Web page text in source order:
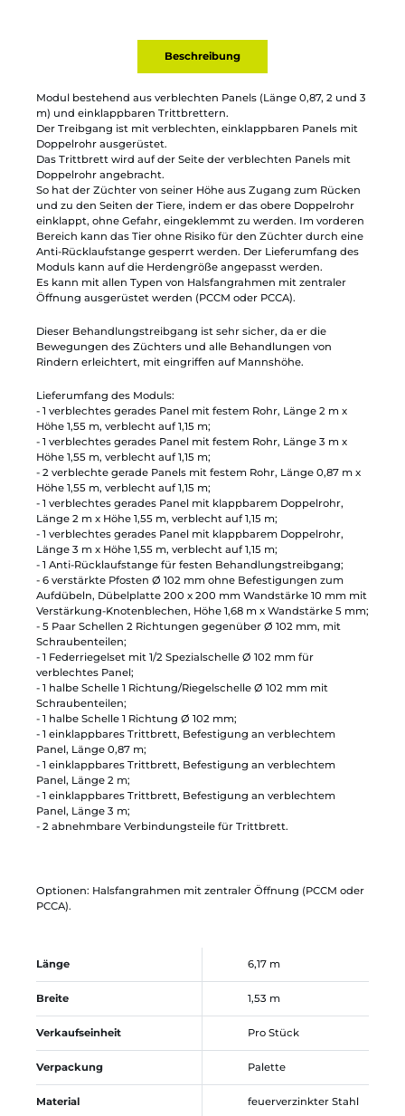
Beschreibung
Modul bestehend aus verblechten Panels (Länge 0,87, 2 und 3
m) und einklappbaren Trittbrettern.
Der Treibgang ist mit verblechten, einklappbaren Panels mit
Doppelrohr ausgerüstet.
Das Trittbrett wird auf der Seite der verblechten Panels mit
Doppelrohr angebracht.
So hat der Züchter von seiner Höhe aus Zugang zum Rücken
und zu den Seiten der Tiere, indem er das obere Doppelrohr
einklappt, ohne Gefahr, eingeklemmt zu werden. Im vorderen
Bereich kann das Tier ohne Risiko für den Züchter durch eine
Anti-Rücklaufstange gesperrt werden. Der Lieferumfang des
Moduls kann auf die Herdengröße angepasst werden.
Es kann mit allen Typen von Halsfangrahmen mit zentraler
Öffnung ausgerüstet werden (PCCM oder PCCA).
Dieser Behandlungstreibgang ist sehr sicher, da er die
Bewegungen des Züchters und alle Behandlungen von
Rindern erleichtert, mit eingriffen auf Mannshöhe.
Lieferumfang des Moduls:
- 1 verblechtes gerades Panel mit festem Rohr, Länge 2 m x
Höhe 1,55 m, verblecht auf 1,15 m;
- 1 verblechtes gerades Panel mit festem Rohr, Länge 3 m x
Höhe 1,55 m, verblecht auf 1,15 m;
- 2 verblechte gerade Panels mit festem Rohr, Länge 0,87 m x
Höhe 1,55 m, verblecht auf 1,15 m;
- 1 verblechtes gerades Panel mit klappbarem Doppelrohr,
Länge 2 m x Höhe 1,55 m, verblecht auf 1,15 m;
- 1 verblechtes gerades Panel mit klappbarem Doppelrohr,
Länge 3 m x Höhe 1,55 m, verblecht auf 1,15 m;
- 1 Anti-Rücklaufstange für festen Behandlungstreibgang;
- 6 verstärkte Pfosten Ø 102 mm ohne Befestigungen zum
Aufdübeln, Dübelplatte 200 x 200 mm Wandstärke 10 mm mit
Verstärkung-Knotenblechen, Höhe 1,68 m x Wandstärke 5 mm;
- 5 Paar Schellen 2 Richtungen gegenüber Ø 102 mm, mit
Schraubenteilen;
- 1 Federriegelset mit 1/2 Spezialschelle Ø 102 mm für
verblechtes Panel;
- 1 halbe Schelle 1 Richtung/Riegelschelle Ø 102 mm mit
Schraubenteilen;
- 1 halbe Schelle 1 Richtung Ø 102 mm;
- 1 einklappbares Trittbrett, Befestigung an verblechtem
Panel, Länge 0,87 m;
- 1 einklappbares Trittbrett, Befestigung an verblechtem
Panel, Länge 2 m;
- 1 einklappbares Trittbrett, Befestigung an verblechtem
Panel, Länge 3 m;
- 2 abnehmbare Verbindungsteile für Trittbrett.
Optionen: Halsfangrahmen mit zentraler Öffnung (PCCM oder
PCCA).
Länge 6,17 m
Breite 1,53 m
Verkaufseinheit Pro Stück
Verpackung Palette
Material feuerverzinkter Stahl